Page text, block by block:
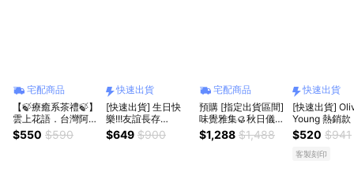
宅配商品
【🍃療癒系茶禮🍃】
雲上花語．台灣阿里
山金萱烏龍（輕
焙）．茶包禮盒
$550 $590
快速出貨
[快速出貨] 生日快
樂!!!友誼長存
~【MOS摩斯漢堡】
無調味綜合堅果2罐
$649 $900
宅配商品
預購 [指定出貨區間]
味覺雅集🥮秋日儀式
【ANJESS】禾月雅
集6入月餅禮盒｜中
$1,288 $1,488
快速出貨
[快速出貨]
Young 熱銷款
身保養💫喝出
【LATIB】韓
初榨橄欖油膠
$520 $941
客製刻印